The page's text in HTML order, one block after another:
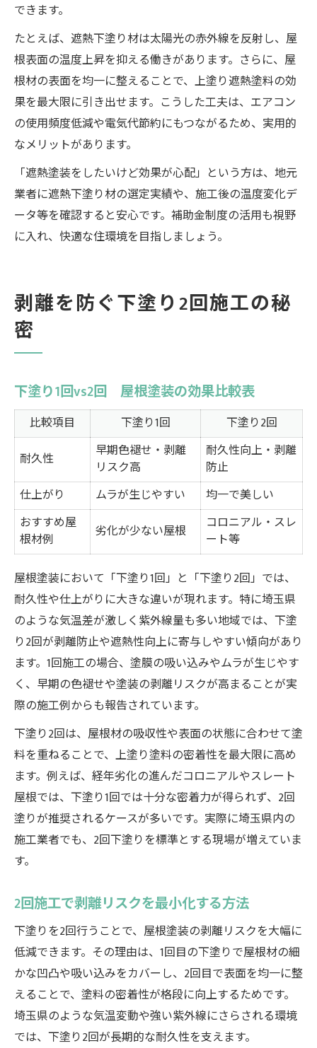
できます。
たとえば、遮熱下塗り材は太陽光の赤外線を反射し、屋
根表面の温度上昇を抑える働きがあります。さらに、屋
根材の表面を均一に整えることで、上塗り遮熱塗料の効
果を最大限に引き出せます。こうした工夫は、エアコン
の使用頻度低減や電気代節約にもつながるため、実用的
なメリットがあります。
「遮熱塗装をしたいけど効果が心配」という方は、地元
業者に遮熱下塗り材の選定実績や、施工後の温度変化デ
ータ等を確認すると安心です。補助金制度の活用も視野
に入れ、快適な住環境を目指しましょう。
剥離を防ぐ下塗り2回施工の秘
密
下塗り1回vs2回 屋根塗装の効果比較表
比較項目 下塗り1回
下塗り2回
耐久性
早期色褪せ・剥離
リスク高
耐久性向上・剥離
防止
仕上がり
ムラが生じやすい
均一で美しい
おすすめ屋
根材例
劣化が少ない屋根
コロニアル・スレ
ート等
屋根塗装において「下塗り1回」と「下塗り2回」では、
耐久性や仕上がりに大きな違いが現れます。特に埼玉県
のような気温差が激しく紫外線量も多い地域では、下塗
り2回が剥離防止や遮熱性向上に寄与しやすい傾向があり
ます。1回施工の場合、塗膜の吸い込みやムラが生じやす
く、早期の色褪せや塗装の剥離リスクが高まることが実
際の施工例からも報告されています。
下塗り2回は、屋根材の吸収性や表面の状態に合わせて塗
料を重ねることで、上塗り塗料の密着性を最大限に高め
ます。例えば、経年劣化の進んだコロニアルやスレート
屋根では、下塗り1回では十分な密着力が得られず、2回
塗りが推奨されるケースが多いです。実際に埼玉県内の
施工業者でも、2回下塗りを標準とする現場が増えていま
す。
2回施工で剥離リスクを最小化する方法
下塗りを2回行うことで、屋根塗装の剥離リスクを大幅に
低減できます。その理由は、1回目の下塗りで屋根材の細
かな凹凸や吸い込みをカバーし、2回目で表面を均一に整
えることで、塗料の密着性が格段に向上するためです。
埼玉県のような気温変動や強い紫外線にさらされる環境
では、下塗り2回が長期的な耐久性を支えます。